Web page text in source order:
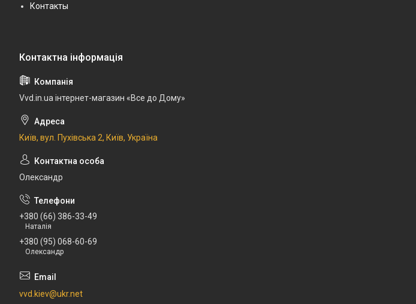
Контакты
Vvd.in.ua інтернет-магазин «Все до Дому»
Київ, вул. Пухівська 2, Київ, Україна
Олександр
+380 (66) 386-33-49
Наталія
+380 (95) 068-60-69
Олександр
vvd.kiev@ukr.net